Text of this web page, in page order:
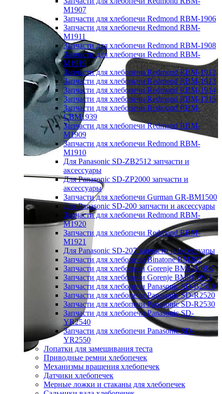
M1907
Запчасти для хлебопечи Redmond RBM-1906
Запчасти для хлебопечи Redmond RBM-
M1911
Запчасти для хлебопечи Redmond RBM-1908
Запчасти для хлебопечи Redmond RBM-
M1919
Запчасти для хлебопечи Redmond RBM-1912
Запчасти для хлебопечи Redmond RBM-1913
Запчасти для хлебопечи Redmond RBM-1914
Запчасти для хлебопечи Redmond RBM-1915
Запчасти для хлебопечи Redmond RBM-
CBM1939
Запчасти для хлебопечи Redmond RBM-
M1909
Запчасти для хлебопечи Redmond RBM-
M1910
Для Panasonic SD-ZB2512 запчасти и
аксессуары
Для Panasonic SD-ZP2000 запчасти и
аксессуары
Запчасти для хлебопечи Gurman GR-BM1500
Для Panasonic SD-200 запчасти и аксессуары
Запчасти для хлебопечи Redmond RBM-
M1920
Запчасти для хлебопечи Redmond RBM-
M1921
Для Panasonic SD-207 запчасти и аксессуары
Запчасти для хлебопечи Binatone BM202
Запчасти для хлебопечи Gorenje BM1210BK
Запчасти для хлебопечи Gorenje BM910WII
Запчасти для хлебопечи Panasonic SD-B2510
Запчасти для хлебопечи Panasonic SD-R2520
Запчасти для хлебопечи Panasonic SD-R2530
Запчасти для хлебопечи Panasonic SD-
YR2540
Запчасти для хлебопечи Panasonic SD-
YR2550
Лопатки для замешивания теста
Приводные ремни хлебопечек
Механизмы вращения хлебопечек
Датчики хлебопечек
Мерные ложки и стаканы для хлебопечек